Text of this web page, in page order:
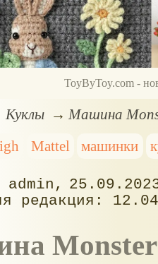
ToyByToy.com -
Куклы
Машина
Mattel машинки
admin